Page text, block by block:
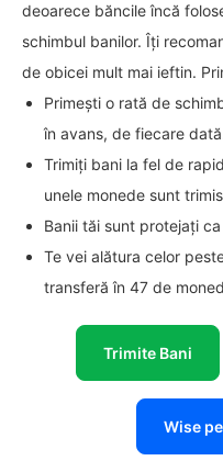
deoarece băncile încă
schimbul banilor. Îți
de obicei mult mai ieftin.
Primești o rată de
în avans, de fiecare
Trimiți bani la fel de
unele monede sunt
Banii tăi sunt protejați
Te vei alătura celor
transferă în 47 de
Trimite Bani
Wise